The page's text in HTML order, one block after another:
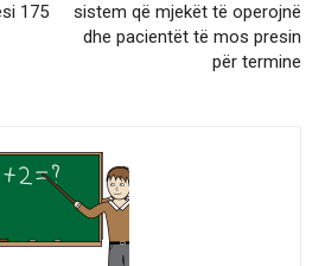
175
sistem që mjekët të operojnë
dhe pacientët të mos presin
për termine